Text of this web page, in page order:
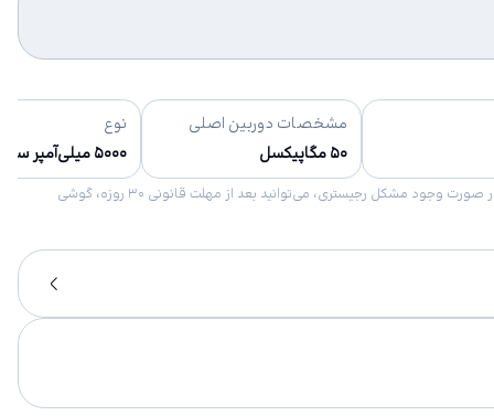
مشخصات دوربین اصلی
۵۰ مگاپیکسل
نوع
۵۰۰۰ میلی‌آمپر ساعت
امکان برگشت کالا در گروه موبایل با دلیل “انصراف از خرید“ تنها در صورتی مورد قبول است که پلمب کالا باز نشده باشد. تمام گوشی‌های جی‌اس‌ام ضمانت رجیستری دارند. در صورت وجود مشکل رجیستری، می‌توانید بعد از مهلت قانونی ۳۰ روزه، گوشی